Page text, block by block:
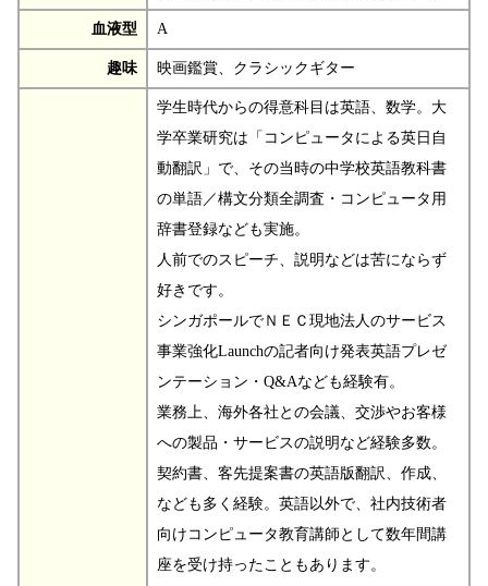
血液型 A
趣味 映画鑑賞、クラシックギター
学生時代からの得意科目は英語、数学。大
学卒業研究は「コンピュータによる英日自
動翻訳」で、その当時の中学校英語教科書
の単語／構文分類全調査・コンピュータ用
辞書登録なども実施。
人前でのスピーチ、説明などは苦にならず
好きです。
シンガポールでＮＥＣ現地法人のサービス
事業強化Launchの記者向け発表英語プレゼ
ンテーション・Q&Aなども経験有。
業務上、海外各社との会議、交渉やお客様
への製品・サービスの説明など経験多数。
契約書、客先提案書の英語版翻訳、作成、
なども多く経験。英語以外で、社内技術者
向けコンピュータ教育講師として数年間講
座を受け持ったこともあります。